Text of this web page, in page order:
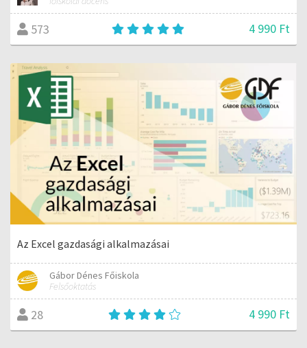
573 4 990 Ft
Az Excel gazdasági alkalmazásai
Gábor Dénes Főiskola
Felsőoktatás
28 4 990 Ft